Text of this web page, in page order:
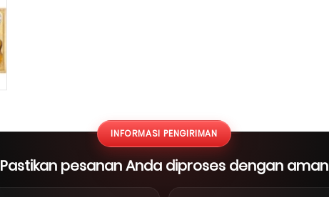
INFORMASI PENGIRIMAN
Pastikan pesanan Anda diproses dengan aman